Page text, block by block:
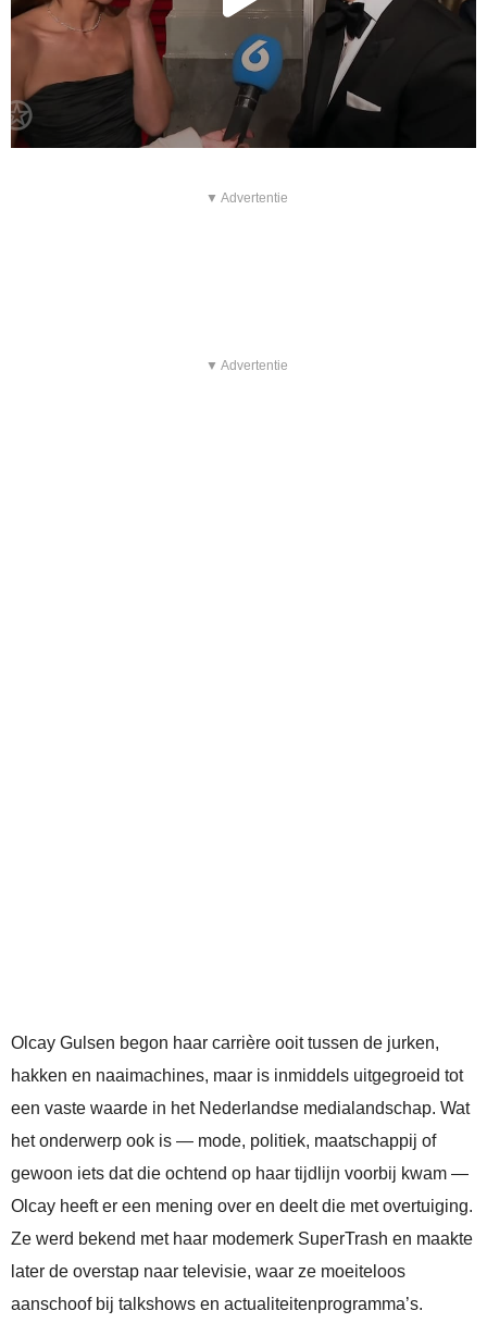
▼ Advertentie
▼ Advertentie
Olcay Gulsen begon haar carrière ooit tussen de jurken,
hakken en naaimachines, maar is inmiddels uitgegroeid tot
een vaste waarde in het Nederlandse medialandschap. Wat
het onderwerp ook is — mode, politiek, maatschappij of
gewoon iets dat die ochtend op haar tijdlijn voorbij kwam —
Olcay heeft er een mening over en deelt die met overtuiging.
Ze werd bekend met haar modemerk SuperTrash en maakte
later de overstap naar televisie, waar ze moeiteloos
aanschoof bij talkshows en actualiteitenprogramma’s.